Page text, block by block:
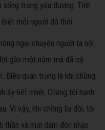
trong yêu đương. Tính
mỗi người đó thôi.
ngại chuyện người ta nói
gần một năm mà đã có
Điều quan trọng là khi chồng
ấy hết mình. Chúng tôi hạnh
Vì vậy, khi chồng lìa đời, tôi
thần và mới dám đón nhận